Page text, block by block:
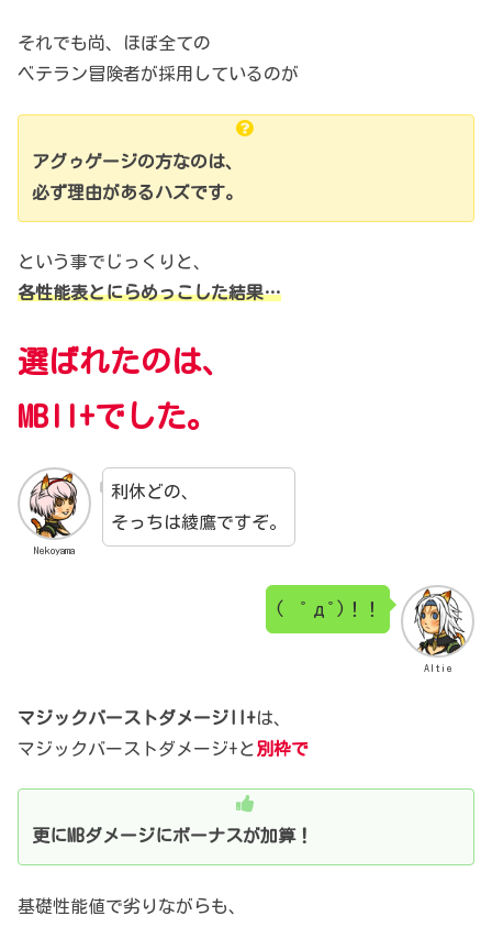
それでも尚、ほぼ全ての
ベテラン冒険者が採用しているのが
アグゥゲージの方なのは、
必ず理由があるハズです。
という事でじっくりと、
各性能表とにらめっこした結果…
選ばれたのは、
MBII+でした。
Nekoyama
利休どの、
そっちは綾鷹ですぞ。
Altie
( ﾟдﾟ)！！
マジックバーストダメージII+は、
マジックバーストダメージ+と 別枠で
更にMBダメージにボーナスが加算！
基礎性能値で劣りながらも、